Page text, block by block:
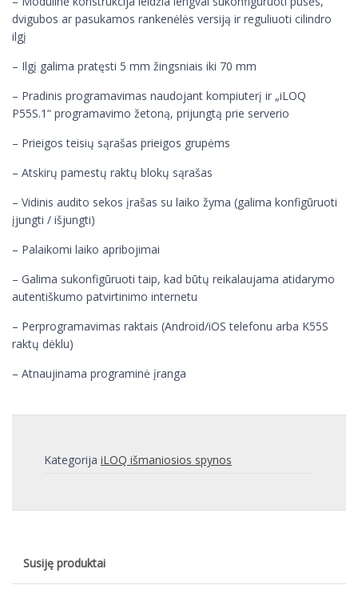
dvigubos ar pasukamos rankenėlės versiją ir reguliuoti cilindro
ilgį
– Ilgį galima pratęsti 5 mm žingsniais iki 70 mm
– Pradinis programavimas naudojant kompiuterį ir „iLOQ
P55S.1“ programavimo žetoną, prijungtą prie serverio
– Prieigos teisių sąrašas prieigos grupėms
– Atskirų pamestų raktų blokų sąrašas
– Vidinis audito sekos įrašas su laiko žyma (galima konfigūruoti
įjungti / išjungti)
– Palaikomi laiko apribojimai
– Galima sukonfigūruoti taip, kad būtų reikalaujama atidarymo
autentiškumo patvirtinimo internetu
– Perprogramavimas raktais (Android/iOS telefonu arba K55S
raktų dėklu)
– Atnaujinama programinė įranga
Kategorija iLOQ išmaniosios spynos
Susiję produktai